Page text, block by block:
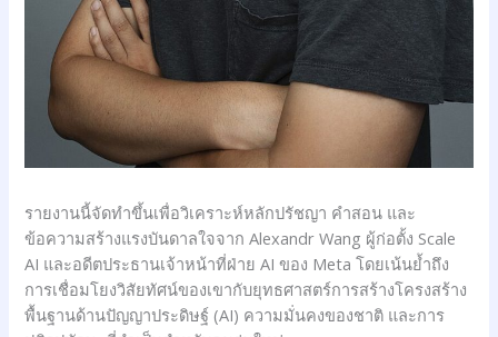
รายงานนี้จัดทำขึ้นเพื่อวิเคราะห์หลักปรัชญา คำสอน และ
ข้อความสร้างแรงบันดาลใจจาก Alexandr Wang ผู้ก่อตั้ง Scale
AI และอดีตประธานเจ้าหน้าที่ฝ่าย AI ของ Meta โดยเน้นย้ำถึง
การเชื่อมโยงวิสัยทัศน์ของเขากับยุทธศาสตร์การสร้างโครงสร้าง
พื้นฐานด้านปัญญาประดิษฐ์ (AI) ความมั่นคงของชาติ และการ